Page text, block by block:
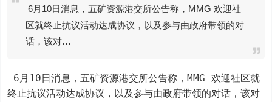
6月10日消息，五矿资源港交所公告称，MMG 欢迎社
区就终止抗议活动达成协议，以及参与由政府带领的对
话，该对…
6月10日消息，五矿资源港交所公告称，MMG 欢迎社区就
终止抗议活动达成协议，以及参与由政府带领的对话，该对